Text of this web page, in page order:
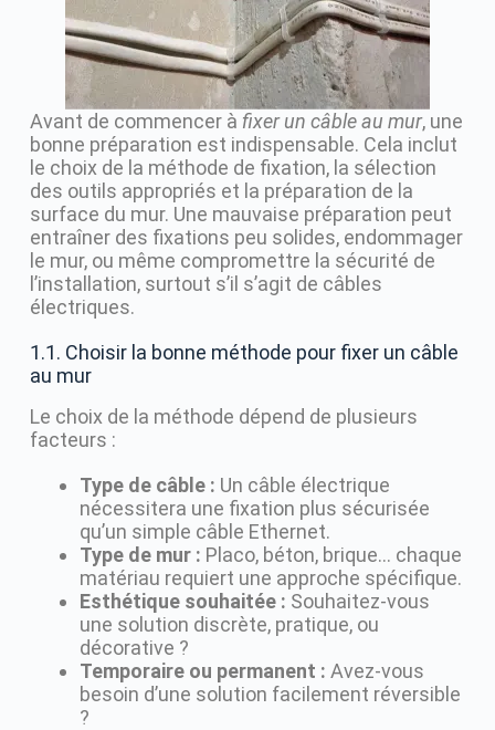
Avant de commencer à fixer un câble au mur, une
bonne préparation est indispensable. Cela inclut
le choix de la méthode de fixation, la sélection
des outils appropriés et la préparation de la
surface du mur. Une mauvaise préparation peut
entraîner des fixations peu solides, endommager
le mur, ou même compromettre la sécurité de
l’installation, surtout s’il s’agit de câbles
électriques.
1.1. Choisir la bonne méthode pour fixer un câble
au mur
Le choix de la méthode dépend de plusieurs
facteurs :
Type de câble : Un câble électrique
nécessitera une fixation plus sécurisée
qu’un simple câble Ethernet.
Type de mur : Placo, béton, brique… chaque
matériau requiert une approche spécifique.
Esthétique souhaitée : Souhaitez-vous
une solution discrète, pratique, ou
décorative ?
Temporaire ou permanent : Avez-vous
besoin d’une solution facilement réversible
?